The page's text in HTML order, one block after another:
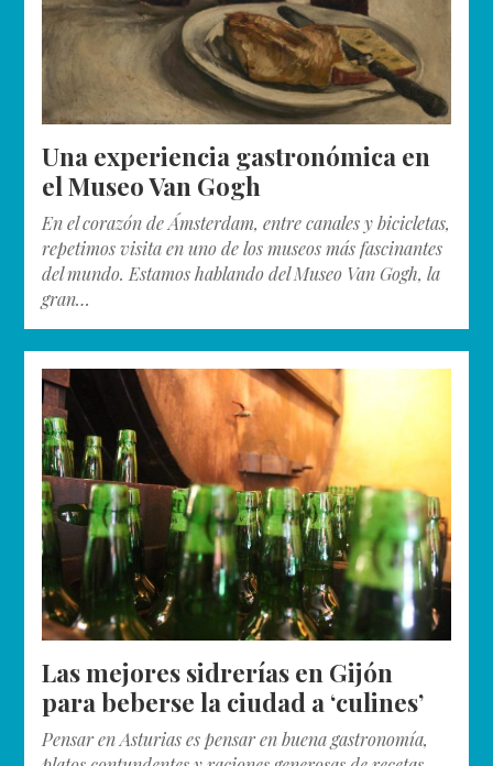
Una experiencia gastronómica en
el Museo Van Gogh
En el corazón de Ámsterdam, entre canales y bicicletas,
repetimos visita en uno de los museos más fascinantes
del mundo. Estamos hablando del Museo Van Gogh, la
gran…
Las mejores sidrerías en Gijón
para beberse la ciudad a ‘culines’
Pensar en Asturias es pensar en buena gastronomía,